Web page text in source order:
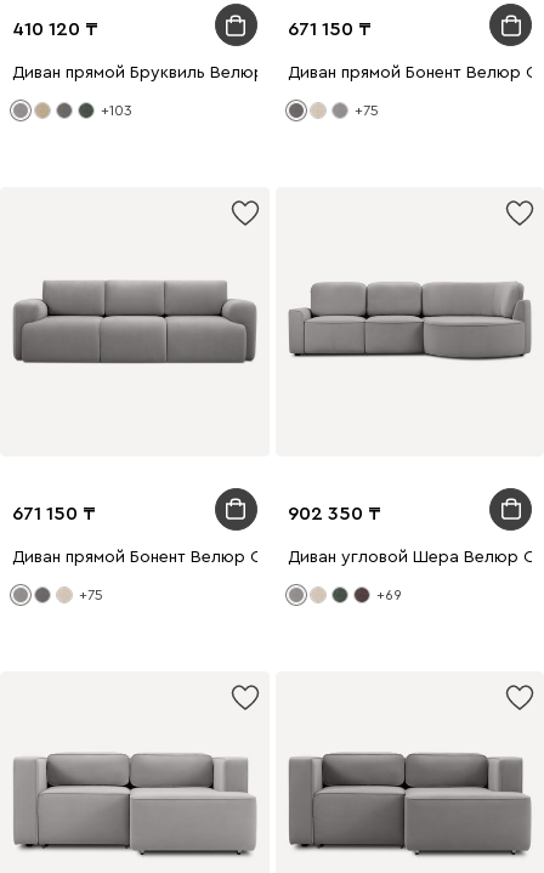
410 120
Диван прямой Бруквиль Велюр Светло-серый
+103
671 150
Диван прямой Бонент Велюр
+75
671 150
Диван прямой Бонент Велюр Светло-серый
+75
902 350
Диван угловой Шера Велюр
+69